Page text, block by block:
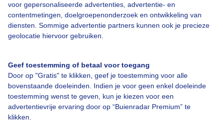
voor gepersonaliseerde advertenties, advertentie- en
contentmetingen, doelgroepenonderzoek en ontwikkeling van
diensten. Sommige advertentie partners kunnen ook je precieze
geolocatie hiervoor gebruiken.
Geef toestemming of betaal voor toegang
Door op "Gratis" te klikken, geef je toestemming voor alle
bovenstaande doeleinden. Indien je voor geen enkel doeleinde
toestemming wenst te geven, kun je kiezen voor een
advertentievrije ervaring door op “Buienradar Premium” te
klikken.
Bedrijfsgegevens
Veelgestelde vragen
Contact